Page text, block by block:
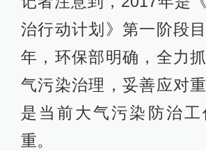
治行动计划》第一阶段
年，环保部明确，全力
气污染治理，妥善应对
是当前大气污染防治工
重。